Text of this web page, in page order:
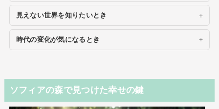
見えない世界を知りたいとき
時代の変化が気になるとき
ソフィアの森で見つけた幸せの鍵